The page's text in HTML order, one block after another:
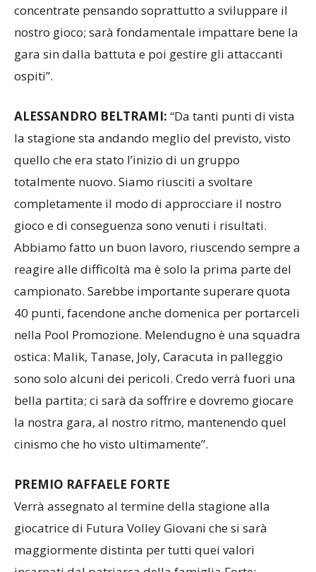
concentrate pensando soprattutto a sviluppare il
nostro gioco; sarà fondamentale impattare bene la
gara sin dalla battuta e poi gestire gli attaccanti
ospiti”.
“Da tanti punti di vista
la stagione sta andando meglio del previsto, visto
quello che era stato l’inizio di un gruppo
completamente il modo di approcciare il nostro
gioco e di conseguenza sono venuti i risultati.
Abbiamo fatto un buon lavoro, riuscendo sempre a
reagire alle difficoltà ma è solo la prima parte del
campionato. Sarebbe importante superare quota
40 punti, facendone anche domenica per portarceli
nella Pool Promozione. Melendugno è una squadra
ostica: Malik, Tanase, Joly, Caracuta in palleggio
sono solo alcuni dei pericoli. Credo verrà fuori una
bella partita; ci sarà da soffrire e dovremo giocare
la nostra gara, al nostro ritmo, mantenendo quel
Verrà assegnato al termine della stagione alla
giocatrice di Futura Volley Giovani che si sarà
maggiormente distinta per tutti quei valori